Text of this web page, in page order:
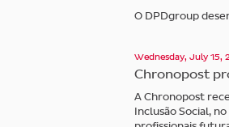
O DPDgroup
Wednesday, July 15,
Chronopost
A Chronopost
Inclusão Social,